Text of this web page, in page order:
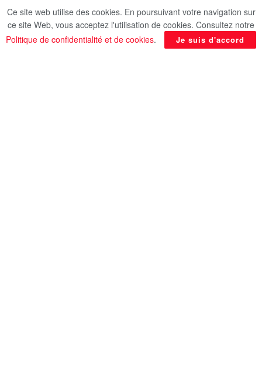
Save my name, email, and website in this
Ce site web utilise des cookies. En poursuivant votre navigation sur
ce site Web, vous acceptez l'utilisation de cookies. Consultez notre
Politique de confidentialité et de cookies. Je suis d'accord